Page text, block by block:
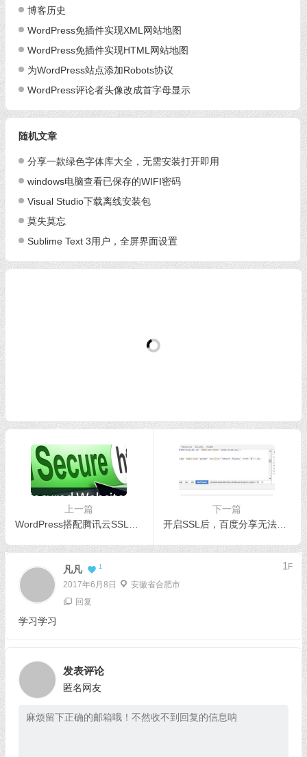
博客历史
WordPress免插件实现XML网站地图
WordPress免插件实现HTML网站地图
为WordPress站点添加Robots协议
WordPress评论者头像改成首字母显示
随机文章
分享一款绿色字体库大全，无需安装打开即用
windows电脑查看已保存的WIFI密码
Visual Studio下载离线安装包
莫失莫忘
Sublime Text 3用户，全屏界面设置
上一篇
下一篇
开启SSL后，百度分享无法使用解决办法
凡凡 1
2017年6月8日 安徽省合肥市
1 F
回复
学习学习
发表评论
匿名网友